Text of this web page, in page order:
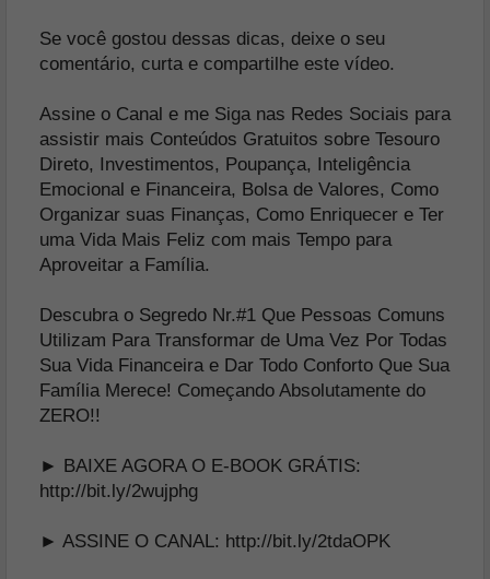
Se você gostou dessas dicas, deixe o seu
comentário, curta e compartilhe este vídeo.
Assine o Canal e me Siga nas Redes Sociais para
assistir mais Conteúdos Gratuitos sobre Tesouro
Direto, Investimentos, Poupança, Inteligência
Emocional e Financeira, Bolsa de Valores, Como
Organizar suas Finanças, Como Enriquecer e Ter
uma Vida Mais Feliz com mais Tempo para
Aproveitar a Família.
Descubra o Segredo Nr.#1 Que Pessoas Comuns
Utilizam Para Transformar de Uma Vez Por Todas
Sua Vida Financeira e Dar Todo Conforto Que Sua
Família Merece! Começando Absolutamente do
ZERO!!
► BAIXE AGORA O E-BOOK GRÁTIS:
http://bit.ly/2wujphg
► ASSINE O CANAL: http://bit.ly/2tdaOPK